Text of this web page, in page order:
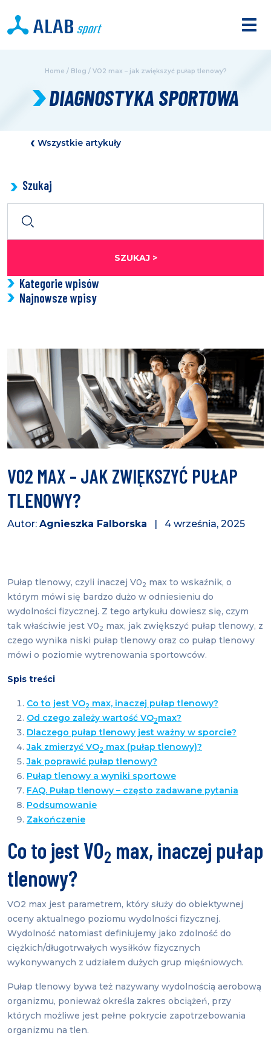
Wszystkie artykuły
Home / Blog / VO2 max – jak zwiększyć pułap tlenowy?
DIAGNOSTYKA SPORTOWA
Szukaj
SZUKAJ >
Kategorie wpisów
Najnowsze wpisy
VO2 MAX – JAK ZWIĘKSZYĆ PUŁAP
TLENOWY?
Autor: Agnieszka Falborska | 4 września, 2025
Pułap tlenowy, czyli inaczej V02 max to wskaźnik, o
którym mówi się bardzo dużo w odniesieniu do
wydolności fizycznej. Z tego artykułu dowiesz się, czym
tak właściwie jest V02 max, jak zwiększyć pułap tlenowy, z
czego wynika niski pułap tlenowy oraz co pułap tlenowy
mówi o poziomie wytrenowania sportowców.
Spis treści
Co to jest VO2 max, inaczej pułap tlenowy?
Od czego zależy wartość VO2max?
Dlaczego pułap tlenowy jest ważny w sporcie?
Jak zmierzyć VO2 max (pułap tlenowy)?
Jak poprawić pułap tlenowy?
Pułap tlenowy a wyniki sportowe
FAQ. Pułap tlenowy – często zadawane pytania
Podsumowanie
Zakończenie
Co to jest VO2 max, inaczej pułap
tlenowy?
VO2 max jest parametrem, który służy do obiektywnej
oceny aktualnego poziomu wydolności fizycznej.
Wydolność natomiast definiujemy jako zdolność do
ciężkich/długotrwałych wysiłków fizycznych
wykonywanych z udziałem dużych grup mięśniowych.
Pułap tlenowy bywa też nazywany wydolnością aerobową
organizmu, ponieważ określa zakres obciążeń, przy
których możliwe jest pełne pokrycie zapotrzebowania
organizmu na tlen.